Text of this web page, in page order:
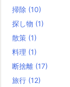
掃除 (10)
探し物 (1)
散策 (1)
料理 (1)
断捨離 (17)
旅行 (12)